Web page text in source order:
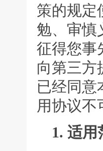
策的规定
勉、审慎
征得您事
向第三方
已经同意
用协议不
1. 适用